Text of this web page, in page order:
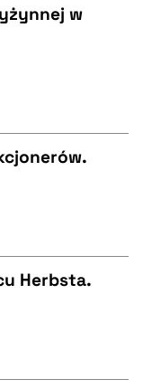
w
Herbsta.